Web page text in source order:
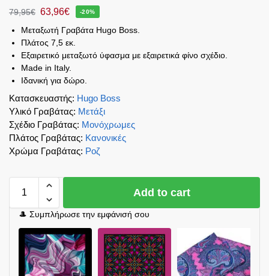
79,95€ 63,96€ -20%
Μεταξωτή Γραβάτα Hugo Boss.
Πλάτος 7,5 εκ.
Εξαιρετικό μεταξωτό ύφασμα με εξαιρετικά φίνο σχέδιο.
Made in Italy.
Ιδανική για δώρο.
Κατασκευαστής: Hugo Boss
Υλικό Γραβάτας: Μετάξι
Σχέδιο Γραβάτας: Μονόχρωμες
Πλάτος Γραβάτας: Κανονικές
Χρώμα Γραβάτας: Ροζ
Add to cart
🎩 Συμπλήρωσε την εμφάνισή σου